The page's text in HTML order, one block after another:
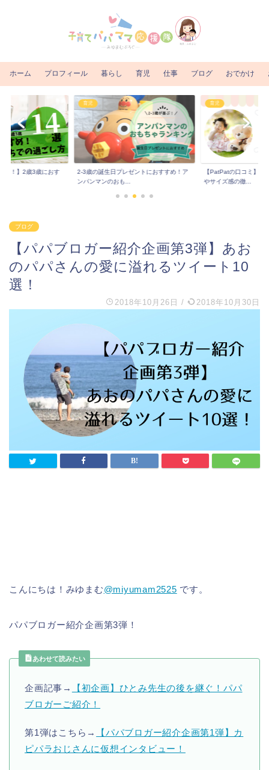
ホーム プロフィール 暮らし 育児 仕事 ブログ おでかけ
な！】2歳3歳におす
育児
2-3歳の誕生日プレゼントにおすすめ！ア
ンパンマンのおも...
育児
【PatPatの口コミ】可
やサイズ感の徹...
ブログ
【パパブロガー紹介企画第3弾】あお
のパパさんの愛に溢れるツイート10
選！
2018年10月26日 / 2018年10月30日
こんにちは！みゆまむ@miyumam2525 です。
パパブロガー紹介企画第3弾！
あわせて読みたい
企画記事→
【初企画】ひとみ先生の後を継ぐ！パパ
ブロガーご紹介！
第1弾はこちら→
【パパブロガー紹介企画第1弾】カ
ピパラおじさんに仮想インタビュー！